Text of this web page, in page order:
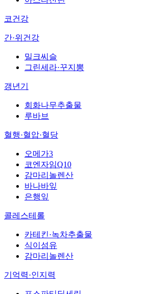
코건강
간·위건강
밀크씨슬
그린세라·꾸지뽕
갱년기
회화나무추출물
루바브
혈행·혈압·혈당
오메가3
코엔자임Q10
감마리놀렌산
바나바잎
은행잎
콜레스테롤
카테킨·녹차추출물
식이섬유
감마리놀렌산
기억력·인지력